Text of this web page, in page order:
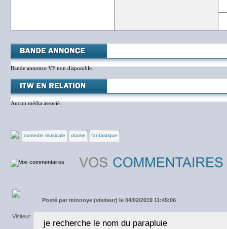
Bande annonce VF non disponible.
Aucun média associé.
comedie musicale drame fantastique
Posté par minnoye (visiteur) le 04/02/2019 11:45:06
je recherche le nom du parapluie